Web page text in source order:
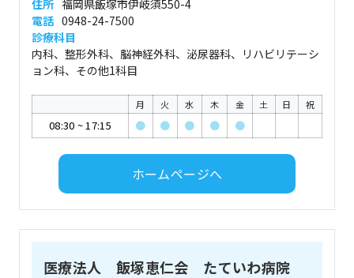
住所 福岡県飯塚市伊岐須550-4
電話 0948-24-7500
診療科目
内科、整形外科、脳神経外科、泌尿器科、リハビリテーシ
ョン科、その他1科目
月 火 水 木 金 土 日 祝
08:30 ~17:15 ● ● ● ● ●
ホームページへ
医療法人 飯塚恵仁会 たていわ病院